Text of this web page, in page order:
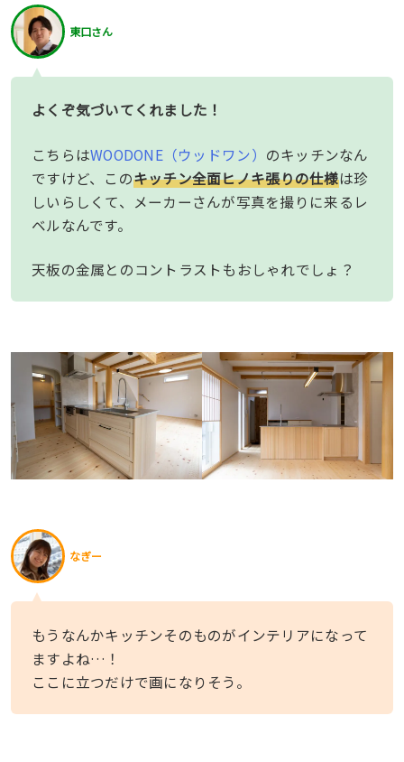
東口さん
よくぞ気づいてくれました！
こちらはWOODONE（ウッドワン） のキッチンなん
ですけど、このキッチン全面ヒノキ張りの仕様は珍
しいらしくて、メーカーさんが写真を撮りに来るレ
ベルなんです。
天板の金属とのコントラストもおしゃれでしょ？
なぎー
もうなんかキッチンそのものがインテリアになって
ますよね…！
ここに立つだけで画になりそう。